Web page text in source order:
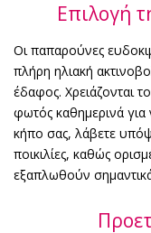
Επιλογή
Οι παπαρούνες
πλήρη ηλιακή
έδαφος. Χρειάζονται
φωτός καθημερινά
κήπο σας, λάβετε
ποικιλίες, καθώς
εξαπλωθούν